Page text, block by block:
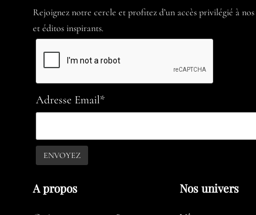
Rejoignez notre cercle et profitez d’un accès privilégié à nos
et éditos inspirants.
Adresse Email*
A propos​ Nos univers